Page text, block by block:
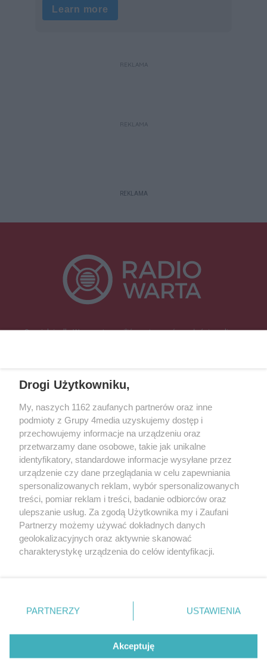
REKLAMA
REKLAMA
REKLAMA
Specjalnie dla Was postanowiliśmy stworzyć rozgłośnię radiową
Śrem, Jarocin, Gniezno, Ostrów Wlkp.).
Kontakt Reklama Patronat
Dane firmowe
Regulamin serwisu i ogłoszeń drobnych
Regulamin konkursów
Polityka prywatności
Przetwarzanie danych osobowych
Zapisz się do newslettera
Dołącz do grona ludzi najlepiej poinformowanych!
Zapisz się »
Drogi Użytkowniku,
My, naszych 1162 zaufanych partnerów oraz inne
podmioty z Grupy 4media uzyskujemy dostęp i
przechowujemy informacje na urządzeniu oraz
przetwarzamy dane osobowe, takie jak unikalne
identyfikatory, standardowe informacje wysyłane przez
urządzenie czy dane przeglądania w celu zapewniania
spersonalizowanych reklam, wybór spersonalizowanych
treści, pomiar reklam i treści, badanie odbiorców oraz
ulepszanie usług. Za zgodą Użytkownika my i Zaufani
Partnerzy możemy używać dokładnych danych
geolokalizacyjnych oraz aktywnie skanować
charakterystykę urządzenia do celów identyfikacji.
zmienić/wycofać klikając przycisk ustawień prywatności
znajdujący się w lewym dolnym rogu strony
. Niektóre
użytkownika, ale masz prawo sprzeciwić się takiemu
przetwarzaniu. Preferencje będą miały zastosowania tylko
PARTNERZY USTAWIENIA
Akceptuję